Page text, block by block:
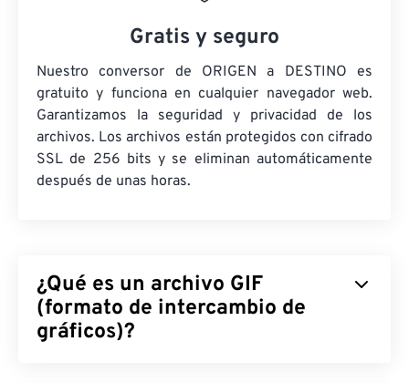
Gratis y seguro
Nuestro conversor de ORIGEN a DESTINO es
gratuito y funciona en cualquier navegador web.
Garantizamos la seguridad y privacidad de los
archivos. Los archivos están protegidos con cifrado
SSL de 256 bits y se eliminan automáticamente
después de unas horas.
¿Qué es un archivo GIF
(formato de intercambio de
gráficos)?